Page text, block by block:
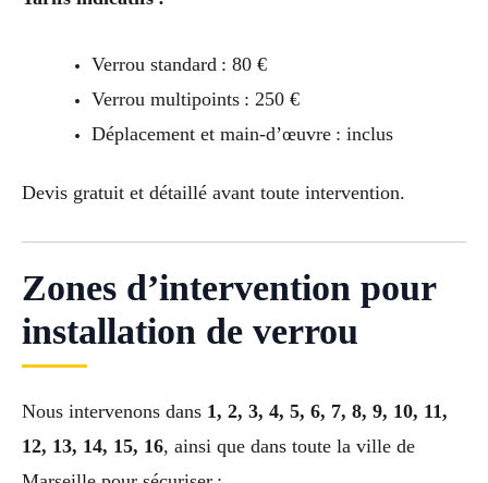
Verrou standard : 80 €
Verrou multipoints : 250 €
Déplacement et main-d’œuvre : inclus
Devis gratuit et détaillé avant toute intervention.
Zones d’intervention pour
installation de verrou
Nous intervenons dans 1, 2, 3, 4, 5, 6, 7, 8, 9, 10, 11,
12, 13, 14, 15, 16, ainsi que dans toute la ville de